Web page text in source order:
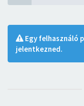
Egy felhasználó
jelentkezned.